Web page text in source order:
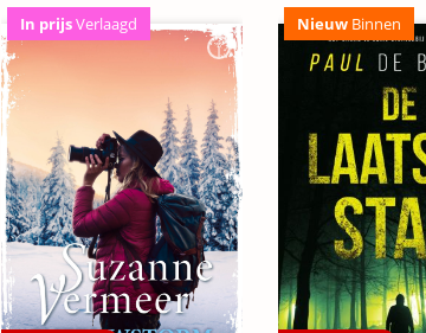
In prijsVerlaagd Nieuw Binnen